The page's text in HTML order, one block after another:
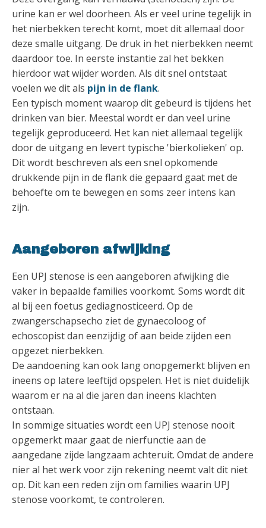
urine kan er wel doorheen. Als er veel urine tegelijk in
het nierbekken terecht komt, moet dit allemaal door
deze smalle uitgang. De druk in het nierbekken neemt
daardoor toe. In eerste instantie zal het bekken
hierdoor wat wijder worden. Als dit snel ontstaat
voelen we dit als pijn in de flank.
Een typisch moment waarop dit gebeurd is tijdens het
drinken van bier. Meestal wordt er dan veel urine
tegelijk geproduceerd. Het kan niet allemaal tegelijk
door de uitgang en levert typische 'bierkolieken' op.
Dit wordt beschreven als een snel opkomende
drukkende pijn in de flank die gepaard gaat met de
behoefte om te bewegen en soms zeer intens kan
zijn.
Aangeboren afwijking
Een UPJ stenose is een aangeboren afwijking die
vaker in bepaalde families voorkomt. Soms wordt dit
al bij een foetus gediagnosticeerd. Op de
zwangerschapsecho ziet de gynaecoloog of
echoscopist dan eenzijdig of aan beide zijden een
opgezet nierbekken.
De aandoening kan ook lang onopgemerkt blijven en
ineens op latere leeftijd opspelen. Het is niet duidelijk
waarom er na al die jaren dan ineens klachten
ontstaan.
In sommige situaties wordt een UPJ stenose nooit
opgemerkt maar gaat de nierfunctie aan de
aangedane zijde langzaam achteruit. Omdat de andere
nier al het werk voor zijn rekening neemt valt dit niet
op. Dit kan een reden zijn om families waarin UPJ
stenose voorkomt, te controleren.